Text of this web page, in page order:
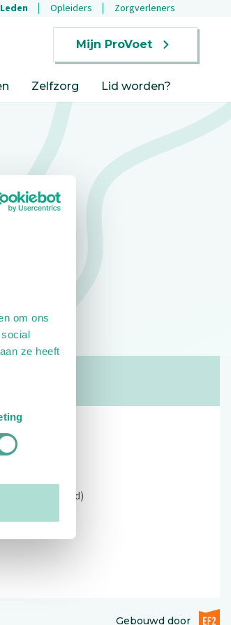
om ons
ze heeft
Leden Opleiders Zorgverleners
Mijn ProVoet
Zelfzorg Lid worden?
(alleen ochtend)
Gebouwd doorEF2